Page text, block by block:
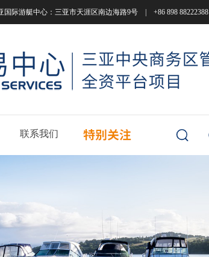
际游艇中心：三亚市天涯区南边海路9号 | +86 898 88222388
联系我们